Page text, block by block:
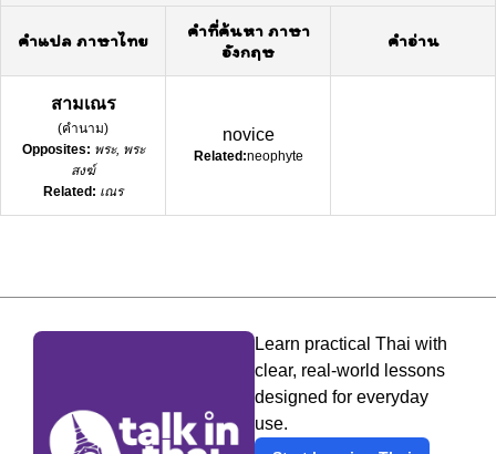
คำแปล ภาษาไทย
คำที่ค้นหา ภาษา
อังกฤษ
คำอ่าน
สามเณร
(คำนาม)
Opposites: พระ, พระ
สงฆ์
Related: เณร
novice
Related:neophyte
Learn practical Thai with
clear, real-world lessons
designed for everyday
use.